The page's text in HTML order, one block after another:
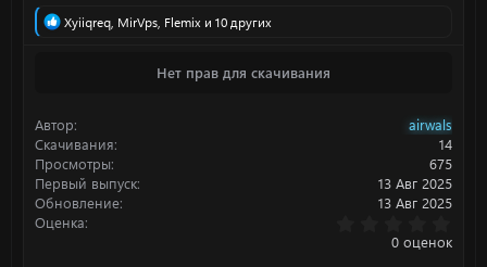
Р
и
:
Xyiiqreq, MirVps, Flemix и 10 других
Нет прав для скачивания
Автор
airwals
Скачивания
14
Просмотры
675
Первый выпуск
13 Авг 2025
Обновление
13 Авг 2025
Оценка
.
0
0 оценок